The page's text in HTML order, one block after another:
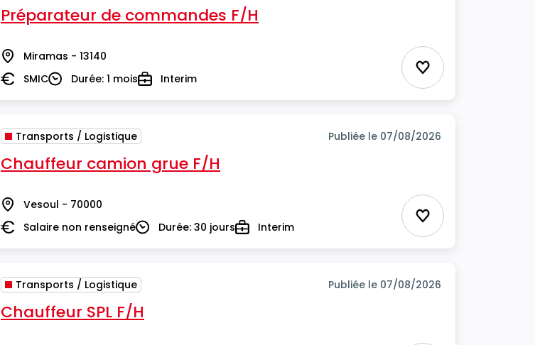
Préparateur de commandes F/H
Lieu Miramas - 13140
Salaire
SMICDuréeDurée: 1 moisTypeInterim Ajouter aux
Transports / Logistique Publiée le 07/08/2026
Chauffeur camion grue F/H
Lieu Vesoul - 70000
SalaireSalaire non renseignéDuréeDurée: 30 joursTypeInterim Ajouter aux
Transports / Logistique Publiée le 07/08/2026
Chauffeur SPL F/H